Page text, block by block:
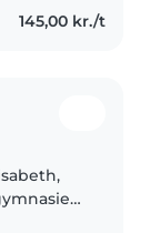
145,00 kr./t